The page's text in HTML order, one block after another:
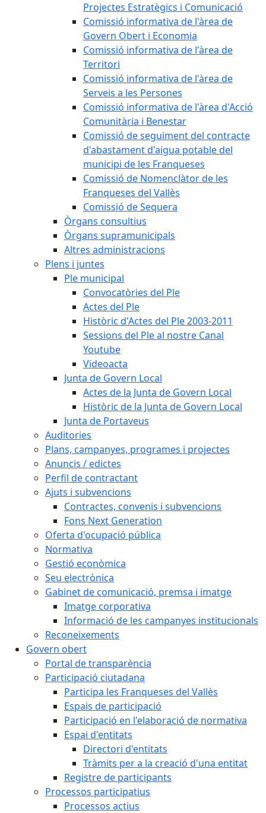
Projectes Estratègics i Comunicació
Comissió informativa de l'àrea de
Govern Obert i Economia
Comissió informativa de l'àrea de
Territori
Comissió informativa de l'àrea de
Serveis a les Persones
Comissió informativa de l'àrea d'Acció
Comunitària i Benestar
Comissió de seguiment del contracte
d'abastament d'aigua potable del
municipi de les Franqueses
Comissió de Nomenclàtor de les
Franqueses del Vallès
Comissió de Sequera
Òrgans consultius
Òrgans supramunicipals
Altres administracions
Plens i juntes
Ple municipal
Convocatòries del Ple
Actes del Ple
Històric d'Actes del Ple 2003-2011
Sessions del Ple al nostre Canal
Youtube
Videoacta
Junta de Govern Local
Actes de la Junta de Govern Local
Històric de la Junta de Govern Local
Junta de Portaveus
Auditories
Plans, campanyes, programes i projectes
Anuncis / edictes
Perfil de contractant
Ajuts i subvencions
Contractes, convenis i subvencions
Fons Next Generation
Oferta d'ocupació pública
Normativa
Gestió econòmica
Seu electrònica
Gabinet de comunicació, premsa i imatge
Imatge corporativa
Informació de les campanyes institucionals
Reconeixements
Govern obert
Portal de transparència
Participació ciutadana
Participa les Franqueses del Vallès
Espais de participació
Participació en l'elaboració de normativa
Espai d'entitats
Directori d'entitats
Tràmits per a la creació d'una entitat
Registre de participants
Processos participatius
Processos actius